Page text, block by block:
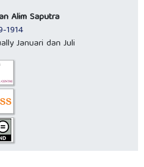
Alim Saputra
1914
Januari dan Juli